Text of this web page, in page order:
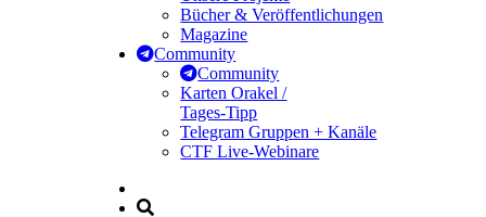
Bücher & Veröffentlichungen
Magazine
Community
Community
Karten Orakel /
Tages-Tipp
Telegram Gruppen + Kanäle
CTF Live-Webinare